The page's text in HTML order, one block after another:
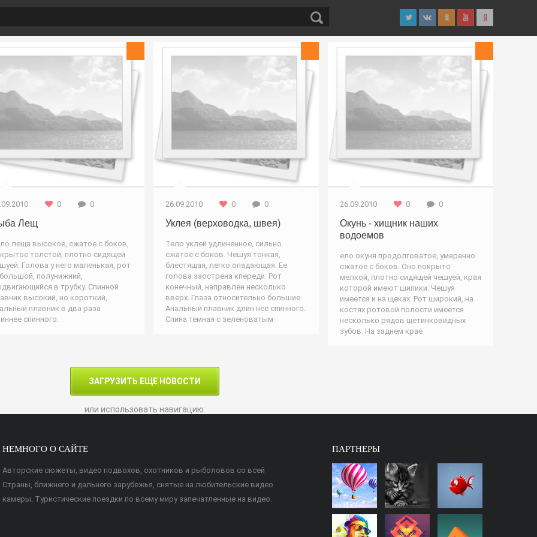
0 0
Лещ
леща высокое, сжатое с боков,
толстой, плотно сидящей
Голова у него маленькая, рот
полунижний,
в трубку. Спинной
высокий, но короткий,
плавник в два раза
спинного.
26.09.2010 0 0
Уклея (верховодка, швея)
Тело уклей удлиненное, сильно
сжатое с боков. Чешуя тонкая,
блестящая, легко опадающая. Ее
голова заострена кпереди. Рот
конечный, направлен несколько
вверх. Глаза относительно большие.
Анальный плавник длин нее спинного.
Спина темная с зеленоватым
26.09.2010 0 0
Окунь - хищник наших
водоемов
ело окуня продолговатое, умеренно
сжатое с боков. Оно покрыто
мелкой, плотно сидящей чешуей, края
которой имеют шипики. Чешуя
имеется и на щеках. Рот широкий, на
костях ротовой полости имеется
несколько рядов щетинковидных
зубов. На заднем крае
ЗАГРУЗИТЬ ЕЩЕ НОВОСТИ
или использовать навигацию:
НЕМНОГО О САЙТЕ
Авторские сюжеты, видео подвохов, охотников и рыболовов со всей
Страны, ближнего и дальнего зарубежья, снятые на любительские видео
камеры. Туристические поездки по всему миру запечатленные на видео.
ПАРТНЕРЫ